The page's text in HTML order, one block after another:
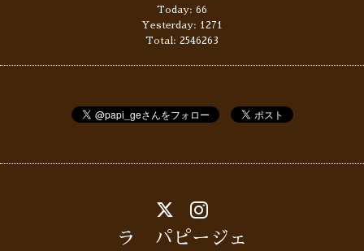
Today: 66
Yesterday: 1271
Total: 2546263
ラ パピージェ